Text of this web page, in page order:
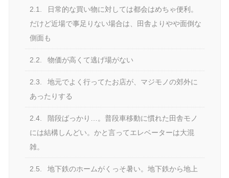
2.1.
日常的な買い物に対しては都会はめちゃ便利。
だけど近場で事足りない場合は、田舎よりやや面倒な
側面も
2.2. 物価が高くて逃げ場がない
2.3.
地元でよく行ってたお店が、マジモノの郊外に
あったりする
2.4.
階段ばっかり…。普段車移動に慣れた田舎モノ
には結構しんどい。かと言ってエレベーターは大混
雑。
2.5.
地下鉄のホームがくっそ暑い。地下鉄から地上